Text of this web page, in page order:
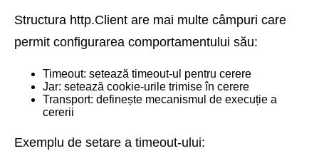
Structura http.Client are mai multe câmpuri care
permit configurarea comportamentului său:
Timeout: setează timeout-ul pentru cerere
Jar: setează cookie-urile trimise în cerere
Transport: definește mecanismul de execuție a
cererii
Exemplu de setare a timeout-ului: